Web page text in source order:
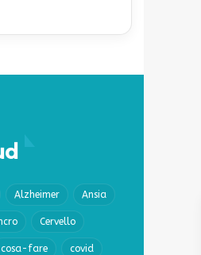
Alzheimer Ansia
Cervello
cosa-fare covid